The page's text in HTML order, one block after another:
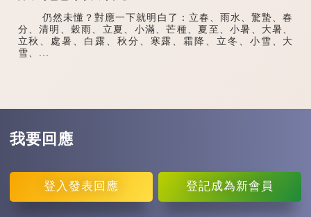
仍然未懂？對應一下就明白了：立春、雨水、驚蟄、春
分、清明、穀雨、立夏、小滿、芒種、夏至、小暑、大暑、
立秋、處暑、白露、秋分、寒露、霜降、立冬、小雪、大
雪、...
我要回應
登入 發表回應 登記成為新會員